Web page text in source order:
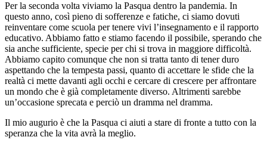
Per la seconda volta viviamo la Pasqua dentro la pandemia. In
questo anno, così pieno di sofferenze e fatiche, ci siamo dovuti
reinventare come scuola per tenere vivi l’insegnamento e il rapporto
educativo. Abbiamo fatto e stiamo facendo il possibile, sperando che
sia anche sufficiente, specie per chi si trova in maggiore difficoltà.
Abbiamo capito comunque che non si tratta tanto di tener duro
aspettando che la tempesta passi, quanto di accettare le sfide che la
realtà ci mette davanti agli occhi e cercare di crescere per affrontare
un mondo che è già completamente diverso. Altrimenti sarebbe
un’occasione sprecata e perciò un dramma nel dramma.
Il mio augurio è che la Pasqua ci aiuti a stare di fronte a tutto con la
speranza che la vita avrà la meglio.